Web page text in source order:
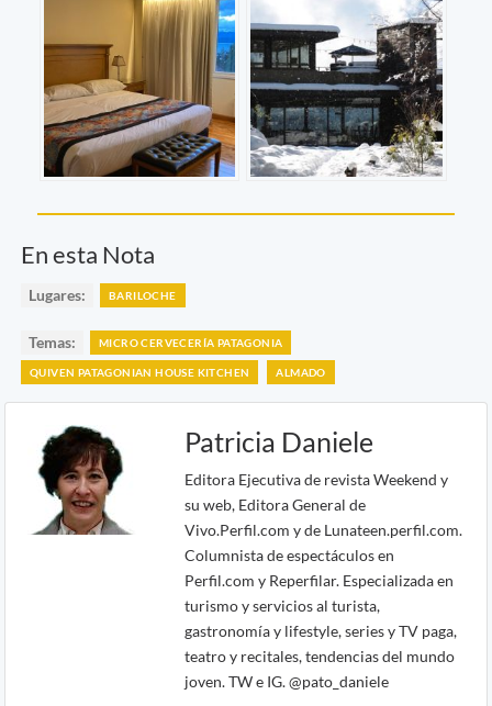
En esta Nota
Lugares: BARILOCHE
Temas: MICRO CERVECERÍA PATAGONIA
QUIVEN PATAGONIAN HOUSE KITCHEN ALMADO
Patricia Daniele
Editora Ejecutiva de revista Weekend y
su web, Editora General de
Vivo.Perfil.com y de Lunateen.perfil.com.
Columnista de espectáculos en
Perfil.com y Reperfilar. Especializada en
turismo y servicios al turista,
gastronomía y lifestyle, series y TV paga,
teatro y recitales, tendencias del mundo
joven. TW e IG. @pato_daniele